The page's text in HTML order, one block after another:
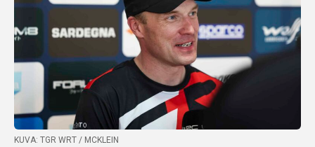
KUVA: TGR WRT / MCKLEIN